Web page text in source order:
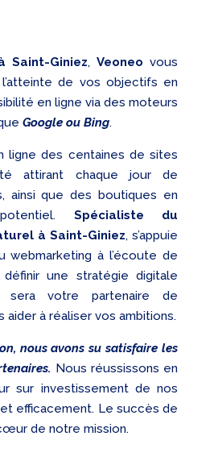
Saint-Giniez,Veoneo vous
de vos objectifs en
en ligne via des moteurs
Google ou Bing.
ligne des centaines de sites
attirant chaque jour de
ainsi que des boutiques en
Spécialiste du
à Saint-Giniez, s’appuie
webmarketing à l’écoute de
une stratégie digitale
sera votre partenaire de
aider à réaliser vos ambitions.
nous avons su satisfaire les
Nous réussissons en
sur investissement de nos
efficacement. Le succès de
de notre mission.